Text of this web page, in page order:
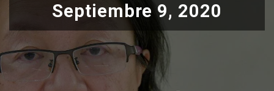
Septiembre 9, 2020